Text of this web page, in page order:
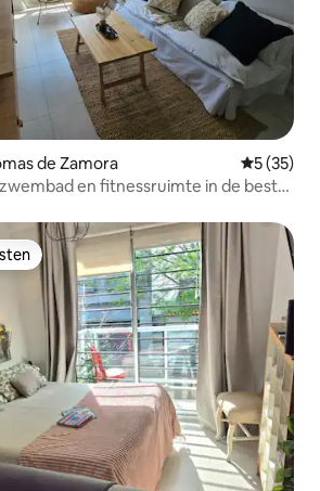
de Zamora
5 (35)
en fitnessruimte in de beste